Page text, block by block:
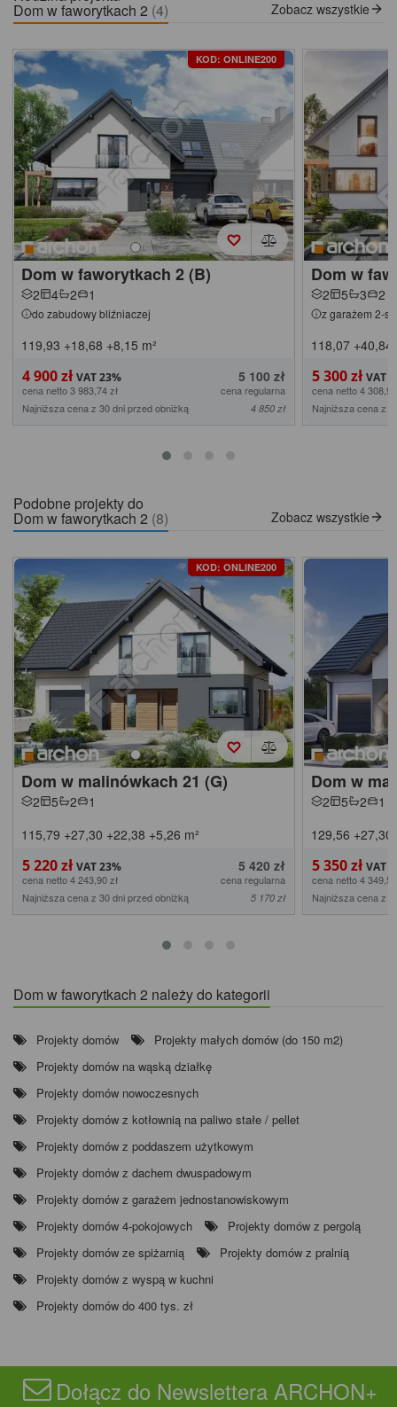
Dom w faworytkach 2 (4) Zobacz wszystkie
KOD: ONLINE200
Dom w faworytkach 2 (B)
2 4 2 1
do zabudowy bliźniaczej
119,93 +18,68 +8,15 m²
4 900 zł 5 100 zł
cena netto 3 983,74 zł
cena regularna
Najniższa cena z 30 dni przed obniżką
4 850 zł
Dom w
2 5 3 2
z garażem 2-
118,07 +40,84
5 300 zł
cena netto 4
Najniższa cena z
Podobne projekty do
Dom w faworytkach 2 (8) Zobacz wszystkie
KOD: ONLINE200
Dom w malinówkach 21 (G)
2 5 2
1
115,79 +27,30 +22,38 +5,26 m²
5 220 zł 5 420 zł
cena netto 4 243,90 zł
cena regularna
Najniższa cena z 30 dni przed obniżką
5 170 zł
Dom w
2 5 2
1
129,56 +27,30
5 350 zł
cena netto 4
Najniższa cena z
Dom w faworytkach 2 należy do kategorii
Projekty domów
Projekty małych domów (do 150 m2)
Projekty domów na wąską działkę
Projekty domów nowoczesnych
Projekty domów z kotłownią na paliwo stałe / pellet
Projekty domów z poddaszem użytkowym
Projekty domów z dachem dwuspadowym
Projekty domów z garażem jednostanowiskowym
Projekty domów 4-pokojowych
Projekty domów z pergolą
Projekty domów ze spiżarnią
Projekty domów z pralnią
Projekty domów z wyspą w kuchni
Projekty domów do 400 tys. zł
Dołącz do Newslettera ARCHON+